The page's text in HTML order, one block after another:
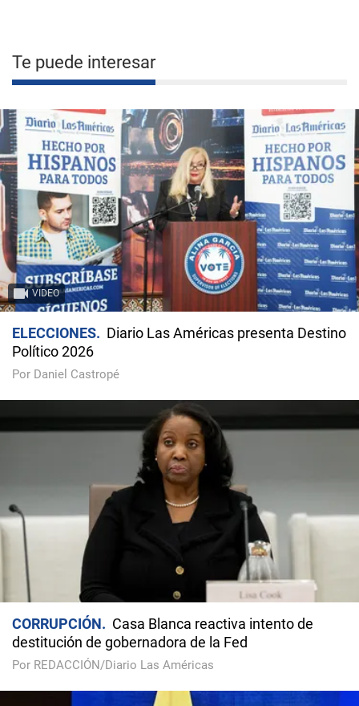
Te puede interesar
VIDEO
ELECCIONES
Diario Las Américas presenta Destino
Político 2026
Por Daniel Castropé
CORRUPCIÓN
Casa Blanca reactiva intento de
destitución de gobernadora de la Fed
Por REDACCIÓN/Diario Las Américas